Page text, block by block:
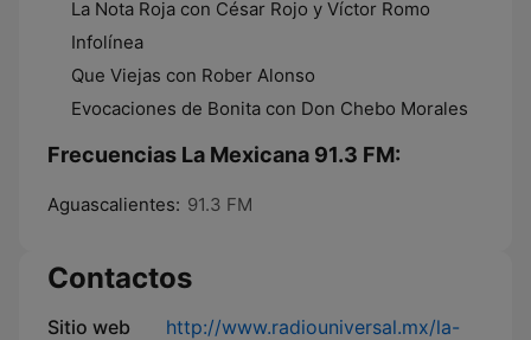
La Nota Roja con César Rojo y Víctor Romo
Infolínea
Que Viejas con Rober Alonso
Evocaciones de Bonita con Don Chebo Morales
Frecuencias La Mexicana 91.3 FM:
Aguascalientes: 91.3 FM
Contactos
Sitio web
http://www.radiouniversal.mx/la-